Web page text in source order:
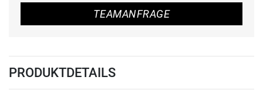
TEAMANFRAGE
PRODUKTDETAILS